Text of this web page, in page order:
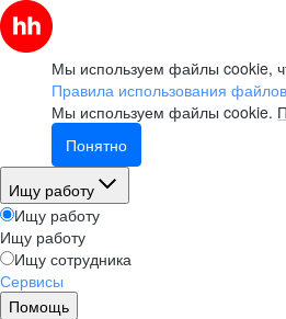
Мы используем файлы cookie,
Правила использования
Мы используем файлы cookie.
Понятно
Ищу работу
Ищу работу
Ищу работу
Ищу сотрудника
Сервисы
Помощь